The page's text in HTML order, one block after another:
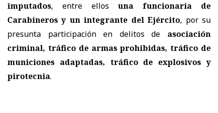
imputados, entre ellosuna funcionaria de
Carabineros y un integrante del Ejército, por su
presunta participación en delitos de asociación
criminal, tráfico de armas prohibidas, tráfico de
municiones adaptadas, tráfico de explosivos y
pirotecnia.